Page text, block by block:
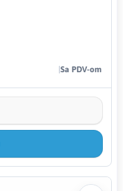
Sa PDV-om